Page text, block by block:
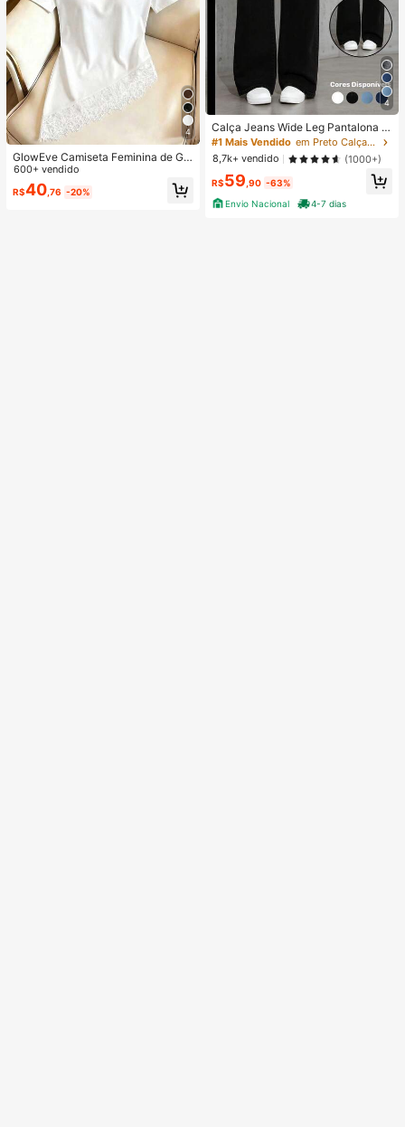
4
GlowEve Camiseta Feminina de Gol
a Redonda com Patchwork de Ren
da, Casual e Versátil para Uso Diári
o
600+ vendido
R$40,76 -20%
4
Calça Jeans Wide Leg Pantalona F
eminina Cintura Alta Tecido Premiu
m Confortável Preta
#1 Mais Vendido
em Preto Calças de ganga
8,7k+ vendido
(1000+)
R$59 ,90 -63%
Envio Nacional
4-7 dias